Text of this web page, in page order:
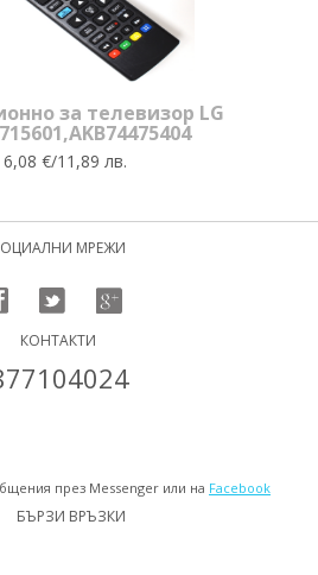
за телевизор LG
6,08 €/11,89 лв.
МРЕЖИ
КОНТАКТИ
през Messenger или на Facebook
БЪРЗИ ВРЪЗКИ